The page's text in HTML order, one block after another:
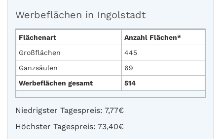
Werbeflächen in Ingolstadt
Flächenart
Anzahl Flächen*
Großflächen
445
Ganzsäulen
69
Werbeflächen gesamt
514
Niedrigster Tagespreis: 7,77€
Höchster Tagespreis: 73,40€